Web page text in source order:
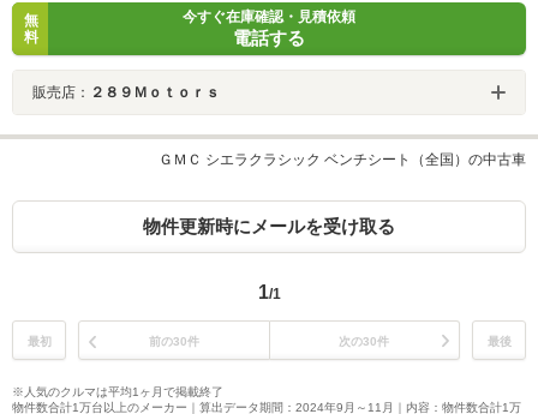
無
料
今すぐ在庫確認・見積依頼
電話する
販売店： ２８９Ｍｏｔｏｒｓ
ＧＭＣ シエラクラシック ベンチシート（全国）の中古車
物件更新時にメールを受け取る
1/1
最初 前の30件 次の30件 最後
※人気のクルマは平均1ヶ月で掲載終了
物件数合計1万台以上のメーカー｜算出データ期間：2024年9月～11月｜内容：物件数合計1万